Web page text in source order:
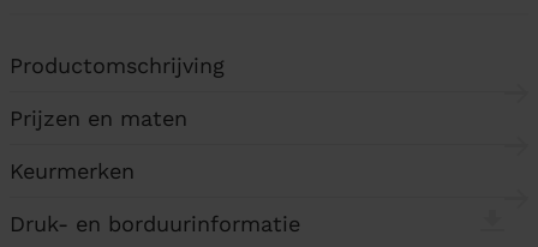
Productomschrijving
Prijzen en maten
Keurmerken
Druk- en borduurinformatie